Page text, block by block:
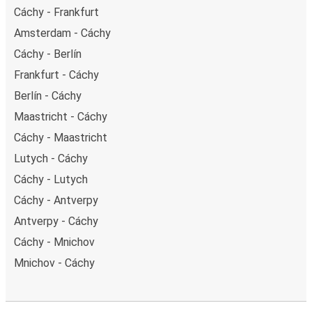
Cáchy - Frankfurt
Amsterdam - Cáchy
Cáchy - Berlín
Frankfurt - Cáchy
Berlín - Cáchy
Maastricht - Cáchy
Cáchy - Maastricht
Lutych - Cáchy
Cáchy - Lutych
Cáchy - Antverpy
Antverpy - Cáchy
Cáchy - Mnichov
Mnichov - Cáchy